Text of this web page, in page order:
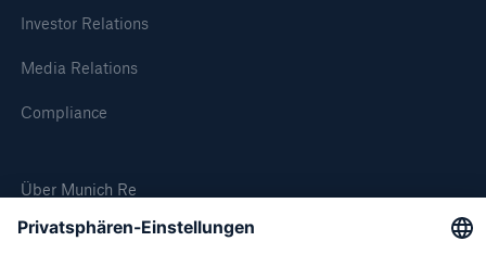
Investor Relations
Media Relations
Compliance
Über Munich Re